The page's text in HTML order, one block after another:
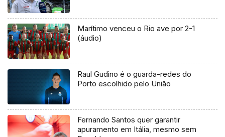
Marítimo venceu o Rio ave por 2-1
(áudio)
Raul Gudino é o guarda-redes do
Porto escolhido pelo União
Fernando Santos quer garantir
apuramento em Itália, mesmo sem